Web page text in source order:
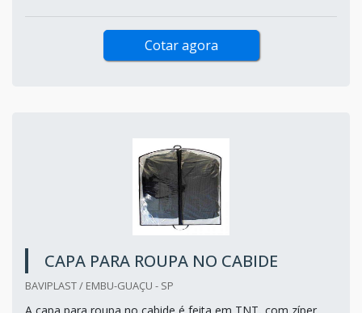
Cotar agora
CAPA PARA ROUPA NO CABIDE
BAVIPLAST / EMBU-GUAÇU - SP
A capa para roupa no cabide é feita em TNT, com zíper